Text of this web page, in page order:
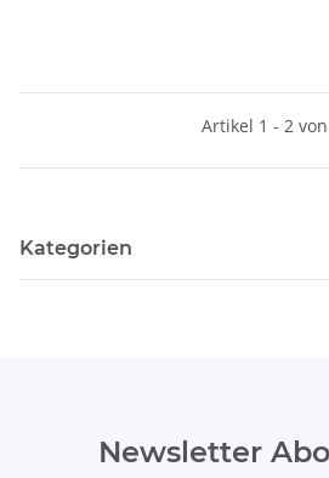
Artikel 1 - 2
Kategorien
Newsletter